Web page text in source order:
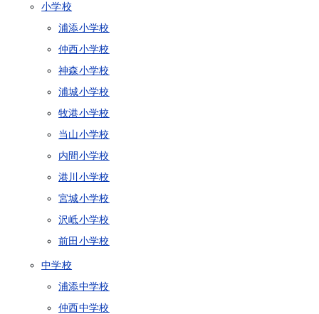
小学校
浦添小学校
仲西小学校
神森小学校
浦城小学校
牧港小学校
当山小学校
内間小学校
港川小学校
宮城小学校
沢岻小学校
前田小学校
中学校
浦添中学校
仲西中学校